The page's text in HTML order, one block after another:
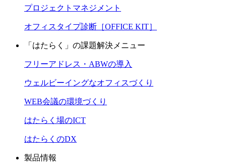
プロジェクトマネジメント
オフィスタイプ診断［OFFICE KIT］
「はたらく」の課題解決メニュー
フリーアドレス・ABWの導入
ウェルビーイングなオフィスづくり
WEB会議の環境づくり
はたらく場のICT
はたらくのDX
製品情報